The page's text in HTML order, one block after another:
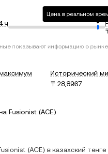
ч
Цена в реальном
показывают информацию о рынке
Исторический
〒28,8967
Fusionist (ACE)
(ACE) в казахский тенге